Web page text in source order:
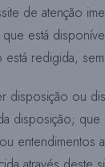
de atenção
está
redigida,
ou
que